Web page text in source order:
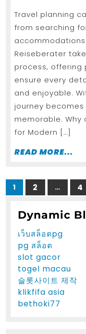
Travel planning
from searching
Reiseberater
process, offering
ensure every
and enjoyable.
journey
memorable. Why
for Modern […]
READ MORE...
Posts
pagination
Page
1
Page
2 … 4
Dynamic
เว็บสล็อตpg
pg สล็อต
slot gacor
togel macau
슬롯사이트 제작
klikfifa asia
bethoki77